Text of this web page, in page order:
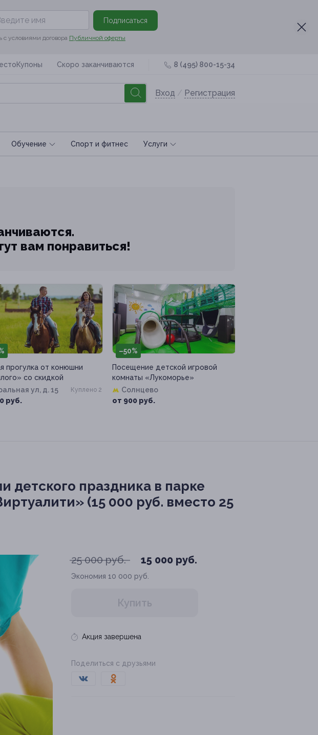
Подписаться
с условиями договора Публичной оферты
Скоро заканчиваются 8 (495) 800-15-34
Вход / Регистрация
Обучение Спoрт и фитнес Услуги
вам понравиться!
прогулка от конюшни
со скидкой
ул, д. 15
руб.
Куплено 2
–50%
Посещение детской игровой
комнаты «Лукоморье»
Солнцево
от 900 руб.
детского праздника в парке
(15 000 руб. вместо 25
25 000 руб. 15 000 руб.
Экономия 10 000 руб.
Купить
Акция завершена
Поделиться с друзьями